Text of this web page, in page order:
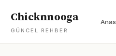
Chicknnooga
GÜNCEL REHBER